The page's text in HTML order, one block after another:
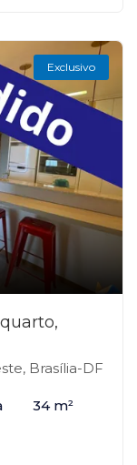
Exclusivo
Brasília-DF
34 m²